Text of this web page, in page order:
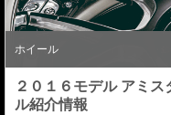
ホイール
２０１６モデル アミ
ル紹介情報